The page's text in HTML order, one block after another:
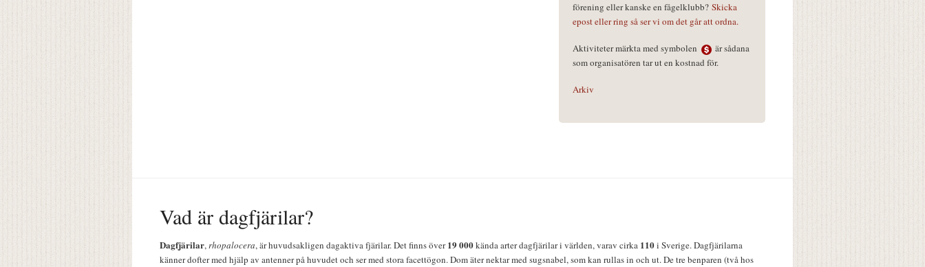
förening eller kanske en fågelklubb? Skicka
epost eller ring så ser vi om det går att ordna.
Aktiviteter märkta med symbolen
är sådana
som organisatören tar ut en kostnad för.
Arkiv
Vad är dagfjärilar?
Dagfjärilar,rhopalocera, är huvudsakligen dagaktiva fjärilar. Det finns över19 000kända arter dagfjärilar i världen, varav cirka 110i Sverige. Dagfjärilarna
känner dofter med hjälp av antenner på huvudet och ser med stora facettögon. Dom äter nektar med sugsnabel, som kan rullas in och ut. De tre benparen (två hos